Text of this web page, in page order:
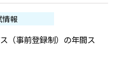
情報
（事前登録制）の年間ス